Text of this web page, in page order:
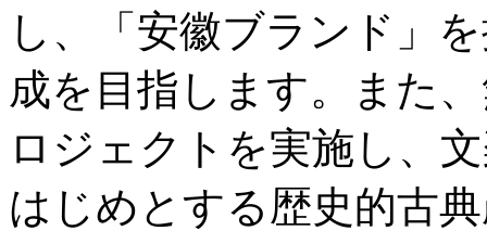
し、「安徽ブランド」
成を目指します。また
ロジェクトを実施し、
はじめとする歴史的古